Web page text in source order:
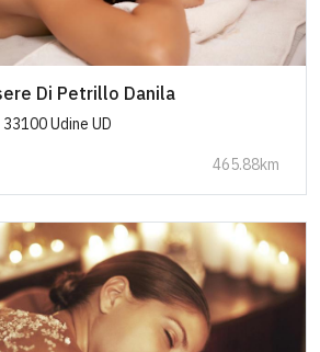
Di Petrillo Danila
Udine UD
465.88km